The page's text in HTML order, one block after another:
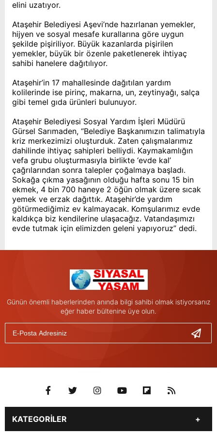
elini uzatıyor.
Ataşehir Belediyesi Aşevi’nde hazırlanan yemekler,
hijyen ve sosyal mesafe kurallarına göre uygun
şekilde pişiriliyor. Büyük kazanlarda pişirilen
yemekler, büyük bir özenle paketlenerek ihtiyaç
sahibi hanelere dağıtılıyor.
Ataşehir’in 17 mahallesinde dağıtılan yardım
kolilerinde ise pirinç, makarna, un, zeytinyağı, salça
gibi temel gıda ürünleri bulunuyor.
Ataşehir Belediyesi Sosyal Yardım İşleri Müdürü
Gürsel Sarımaden, “Belediye Başkanımızın talimatıyla
kriz merkezimizi oluşturduk. Zaten çalışmalarımız
dahilinde ihtiyaç sahipleri belliydi. Kaymakamlığın
vefa grubu oluşturmasıyla birlikte ‘evde kal’
çağrılarından sonra talepler çoğalmaya başladı.
Sokağa çıkma yasağının olduğu hafta sonu 15 bin
ekmek, 4 bin 700 haneye 2 öğün olmak üzere sıcak
yemek ve erzak dağıttık. Ataşehir’de yardım
götürmediğimiz ev kalmayacak. Komşularımız evde
kaldıkça biz kendilerine ulaşacağız. Vatandaşımızı
evde tutmak için elimizden geleni yapıyoruz” dedi.
Günün önemli haberlerinden anında bilgi sahibi olmak istiyorsanız
eğer haber bültenine üye olun.
KATEGORİLER